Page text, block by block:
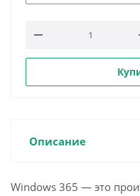
Описание
Windows 365 — это